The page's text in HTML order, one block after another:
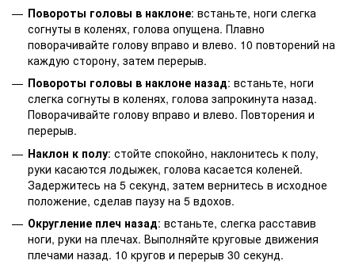
Повороты головы в наклоне: встаньте, ноги слегка
согнуты в коленях, голова опущена. Плавно
поворачивайте голову вправо и влево. 10 повторений на
каждую сторону, затем перерыв.
Повороты головы в наклоне назад: встаньте, ноги
слегка согнуты в коленях, голова запрокинута назад.
Поворачивайте голову вправо и влево. Повторения и
перерыв.
Наклон к полу: стойте спокойно, наклонитесь к полу,
руки касаются лодыжек, голова касается коленей.
Задержитесь на 5 секунд, затем вернитесь в исходное
положение, сделав паузу на 5 вдохов.
Округление плеч назад: встаньте, слегка расставив
ноги, руки на плечах. Выполняйте круговые движения
плечами назад. 10 кругов и перерыв 30 секунд.